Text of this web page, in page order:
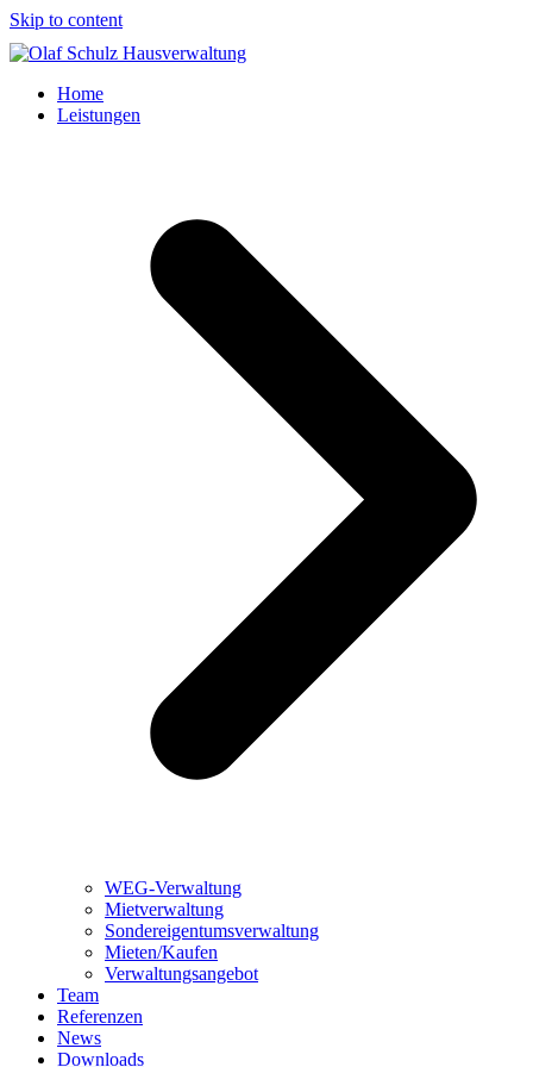
Skip to content
Home
Leistungen
WEG-Verwaltung
Mietverwaltung
Sondereigentumsverwaltung
Mieten/Kaufen
Verwaltungsangebot
Team
Referenzen
News
Downloads